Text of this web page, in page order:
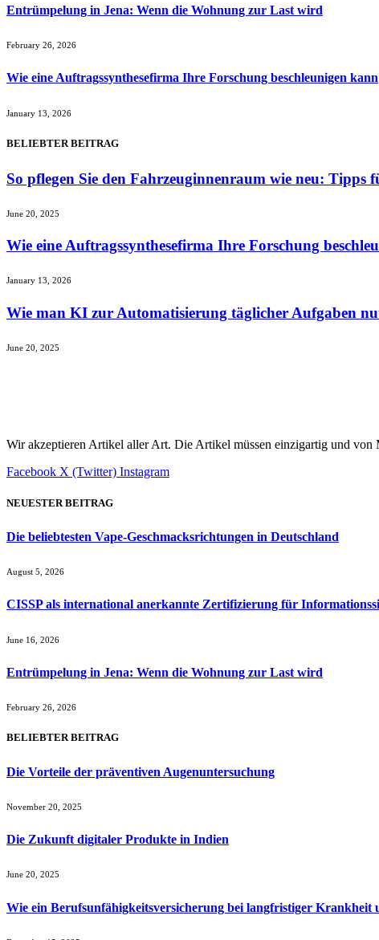
Entrümpelung in Jena: Wenn die Wohnung zur Last wird
February 26, 2026
Wie eine Auftragssynthesefirma Ihre Forschung beschleunigen kann
January 13, 2026
BELIEBTER BEITRAG
So pflegen Sie den Fahrzeuginnenraum wie neu: Tipps
June 20, 2025
Wie eine Auftragssynthesefirma Ihre Forschung
January 13, 2026
Wie man KI zur Automatisierung täglicher Aufgaben
June 20, 2025
Wir akzeptieren Artikel aller Art. Die Artikel müssen einzigartig und von
Facebook X (Twitter) Instagram
NEUESTER BEITRAG
Die beliebtesten Vape-Geschmacksrichtungen in Deutschland
August 5, 2026
CISSP als international anerkannte Zertifizierung für
June 16, 2026
Entrümpelung in Jena: Wenn die Wohnung zur Last wird
February 26, 2026
BELIEBTER BEITRAG
Die Vorteile der präventiven Augenuntersuchung
November 20, 2025
Die Zukunft digitaler Produkte in Indien
June 20, 2025
Wie ein Berufsunfähigkeitsversicherung bei langfristiger Krankheit